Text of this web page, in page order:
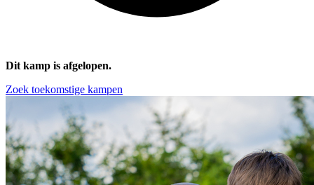
Dit kamp is afgelopen.
Zoek toekomstige kampen